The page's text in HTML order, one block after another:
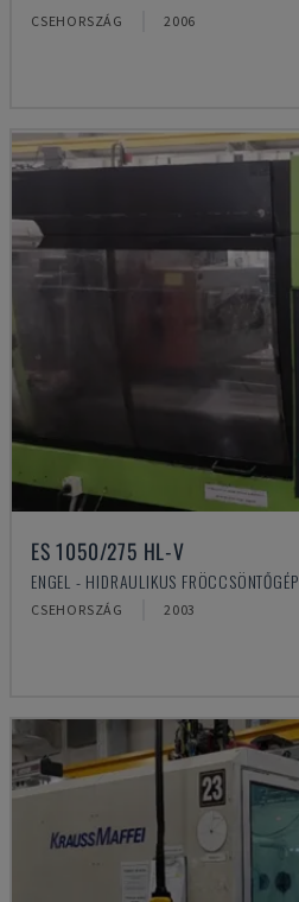
CSEHORSZÁG 2006
ES 1050/275 HL-V
ENGEL - HIDRAULIKUS FRÖCCSÖNTŐGÉP
CSEHORSZÁG 2003